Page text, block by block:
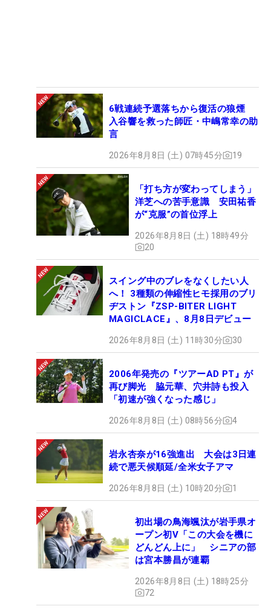
6戦連続予選落ちから復活の狼煙
入谷響を救った師匠・中嶋常幸の助
言
2026年8月8日 (土) 07時45分 19
「打ち方が変わってしまう」
洋芝への苦手意識 安田祐香
が“克服”の首位浮上
2026年8月8日 (土) 18時49分
20
スイング中のブレをなくしたい人
へ！ 3種類の伸縮性ヒモ採用のブリ
ヂストン『ZSP-BITER LIGHT
MAGICLACE』、8月8日デビュー
2026年8月8日 (土) 11時30分 30
2006年発売の『ツアーAD PT』が
再び脚光 脇元華、穴井詩も投入
「初速が強くなった感じ」
2026年8月8日 (土) 08時56分 4
岩永杏奈が16強進出 大会は3日連
続で悪天候順延/全米女子アマ
2026年8月8日 (土) 10時20分 1
初出場の鳥海颯汰が岩手県オ
ープン初V「この大会を機に
どんどん上に」 シニアの部
は宮本勝昌が連覇
2026年8月8日 (土) 18時25分
72